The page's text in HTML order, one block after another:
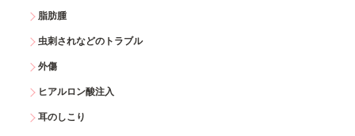
脂肪腫
虫刺されなどのトラブル
外傷
ヒアルロン酸注入
耳のしこり